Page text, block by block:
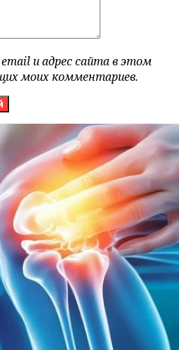
и адрес сайта в этом
моих комментариев.